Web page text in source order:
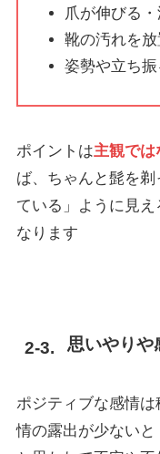
爪が伸びる
靴の汚れを放
姿勢や立ち
ポイントは主観では
ば、ちゃんと髭を
ている」ように見
なります
思いやりや
ポジティブな感情
情の露出が少ないと